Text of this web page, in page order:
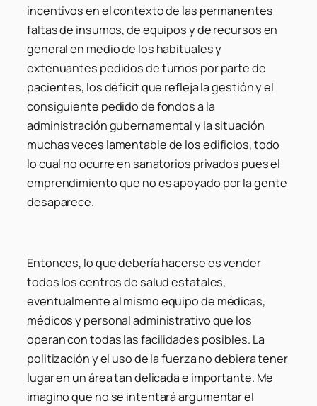
incentivos en el contexto de las permanentes
faltas de insumos, de equipos y de recursos en
general en medio de los habituales y
extenuantes pedidos de turnos por parte de
pacientes, los déficit que refleja la gestión y el
consiguiente pedido de fondos a la
administración gubernamental y la situación
muchas veces lamentable de los edificios, todo
lo cual no ocurre en sanatorios privados pues el
emprendimiento que no es apoyado por la gente
desaparece.
Entonces, lo que debería hacerse es vender
todos los centros de salud estatales,
eventualmente al mismo equipo de médicas,
médicos y personal administrativo que los
operan con todas las facilidades posibles. La
politización y el uso de la fuerza no debiera tener
lugar en un área tan delicada e importante. Me
imagino que no se intentará argumentar el